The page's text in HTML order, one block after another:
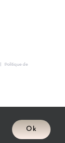
Politique de
Ok